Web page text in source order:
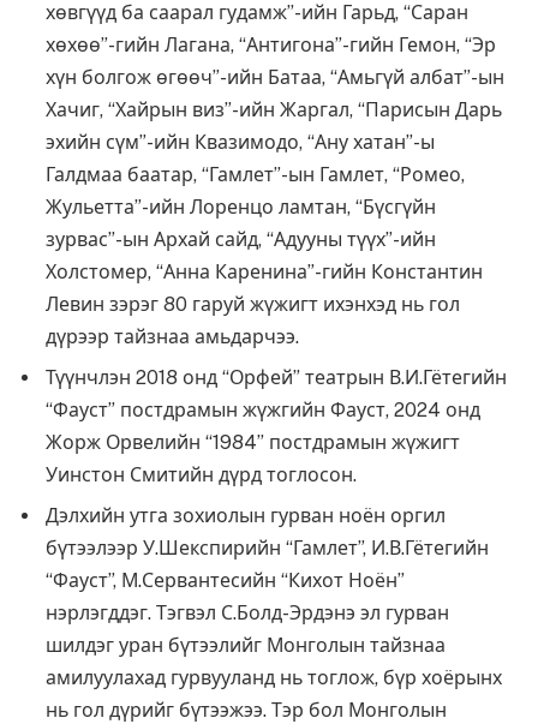
хөвгүүд ба саарал гудамж”-ийн Гарьд, “Саран
хөхөө”-гийн Лагана, “Антигона”-гийн Гемон, “Эр
хүн болгож өгөөч”-ийн Батаа, “Амьгүй албат”-ын
Хачиг, “Хайрын виз”-ийн Жаргал, “Парисын Дарь
эхийн сүм”-ийн Квазимодо, “Ану хатан”-ы
Галдмаа баатар, “Гамлет”-ын Гамлет, “Ромео,
Жульетта”-ийн Лоренцо ламтан, “Бүсгүйн
зурвас”-ын Архай сайд, “Адууны түүх”-ийн
Холстомер, “Анна Каренина”-гийн Константин
Левин зэрэг 80 гаруй жүжигт ихэнхэд нь гол
дүрээр тайзнаа амьдарчээ.
Түүнчлэн 2018 онд “Орфей” театрын В.И.Гётегийн
“Фауст” постдрамын жүжгийн Фауст, 2024 онд
Жорж Орвелийн “1984” постдрамын жүжигт
Уинстон Смитийн дүрд тоглосон.
Дэлхийн утга зохиолын гурван ноён оргил
бүтээлээр У.Шекспирийн “Гамлет”, И.В.Гётегийн
“Фауст”, М.Сервантесийн “Кихот Ноён”
нэрлэгддэг. Тэгвэл С.Болд-Эрдэнэ эл гурван
шилдэг уран бүтээлийг Монголын тайзнаа
амилуулахад гурвууланд нь тоглож, бүр хоёрынх
нь гол дүрийг бүтээжээ. Тэр бол Монголын